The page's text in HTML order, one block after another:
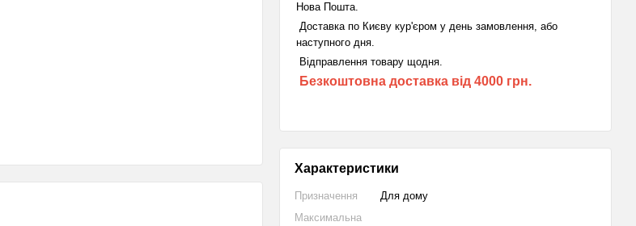
Нова Пошта.
Доставка по Києву кур'єром у день замовлення, або
наступного дня.
Відправлення товару щодня.
Безкоштовна доставка від 4000 грн.
Характеристики
Призначення
Для дому
Максимальна